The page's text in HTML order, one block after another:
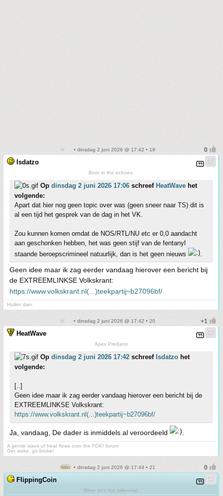
• dinsdag 2 juni 2026 @ 17:42 • 19
Isdatzo
Born in the echoes.
Op dinsdag 2 juni 2026 17:06 schreef HeatWave het
volgende:
Apart dat hier nog geen topic over was (geen sneer naar TS) dit is
al een tijd het gesprek van de dag in het VK.
Zou kunnen komen omdat de NOS/RTL/NU etc er 0,0 aandacht
aan geschonken hebben, het was geen stijf van de fentanyl
staande beroepscrimineel natuurlijk, dan is het geen nieuws
Geen idee maar ik zag eerder vandaag hierover een bericht bij
de EXTREEMLINKSE Volkskrant:
https://www.volkskrant.nl(...)teekpartij~b27096bf/
Huilen dan.
• dinsdag 2 juni 2026 @ 17:42 • 20
HeatWave
Apex Predator
Op dinsdag 2 juni 2026 17:42 schreef Isdatzo het
volgende:
[..]
Geen idee maar ik zag eerder vandaag hierover een bericht bij de
EXTREEMLINKSE Volkskrant:
https://www.volkskrant.nl(...)teekpartij~b27096bf/
Ja, vandaag, De dader is inmiddels al veroordeeld
A gentle wave of heat flows over the FOK! forum
Get woke, go broke!
• dinsdag 2 juni 2026 @ 17:44 • 21
FlippingCoin
Weer zo'n kut millennial.